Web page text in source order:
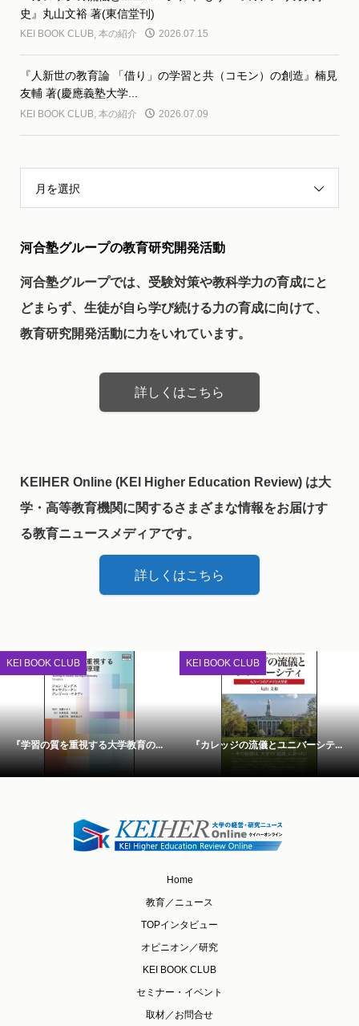
史』丸山文裕 著(東信堂刊)
KEI BOOK CLUB, 本の紹介 2026.07.15
『人新世の教育論 「借り」の学習と共（コモン）の創造』楠見
友輔 著(慶應義塾大学...
KEI BOOK CLUB, 本の紹介 2026.07.09
月を選択
河合塾グループの教育研究開発活動
河合塾グループでは、受験対策や教科学力の育成にと
どまらず、生徒が自ら学び続ける力の育成に向けて、
教育研究開発活動に力をいれています。
詳しくはこちら
KEIHER Online (KEI Higher Education Review) は大
学・高等教育機関に関するさまざまな情報をお届けす
る教育ニュースメディアです。
詳しくはこちら
KEI BOOK CLUB
『学習の質を重視する大学教育の...
KEI BOOK CLUB
『カレッジの流儀とユニバーシテ...
Home
教育／ニュース
TOPインタビュー
オピニオン／研究
KEI BOOK CLUB
セミナー・イベント
取材／お問合せ